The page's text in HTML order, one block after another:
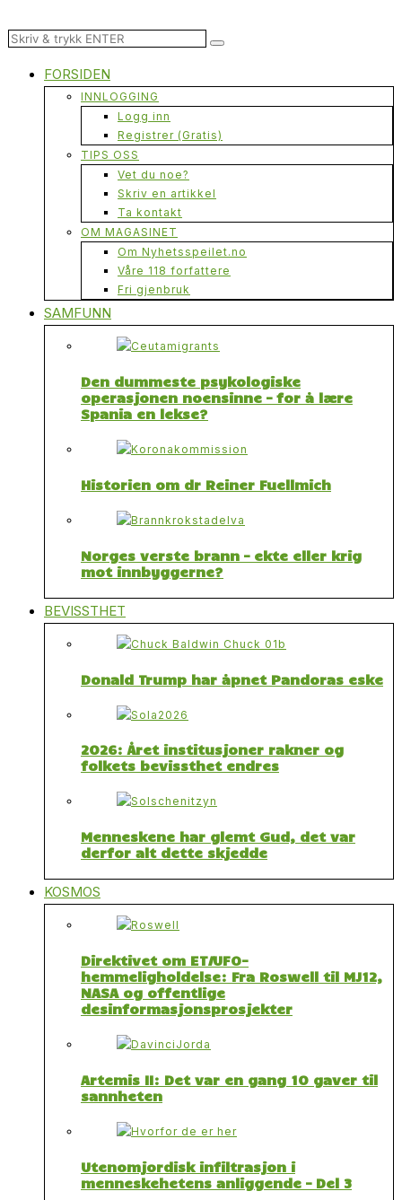
FORSIDEN
INNLOGGING
Logg inn
Registrer (Gratis)
TIPS OSS
Vet du noe?
Skriv en artikkel
Ta kontakt
OM MAGASINET
Om Nyhetsspeilet.no
Våre 118 forfattere
Fri gjenbruk
SAMFUNN
Den dummeste psykologiske
operasjonen noensinne – for å lære
Spania en lekse?
Historien om dr Reiner Fuellmich
Norges verste brann – ekte eller krig
mot innbyggerne?
BEVISSTHET
Donald Trump har åpnet Pandoras eske
2026: Året institusjoner rakner og
folkets bevissthet endres
Menneskene har glemt Gud, det var
derfor alt dette skjedde
KOSMOS
Direktivet om ET/UFO-
hemmeligholdelse: Fra Roswell til MJ12,
NASA og offentlige
desinformasjonsprosjekter
Artemis II: Det var en gang 10 gaver til
sannheten
Utenomjordisk infiltrasjon i
menneskehetens anliggende – Del 3